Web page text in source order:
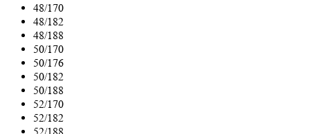
48/170
48/182
48/188
50/170
50/176
50/182
50/188
52/170
52/182